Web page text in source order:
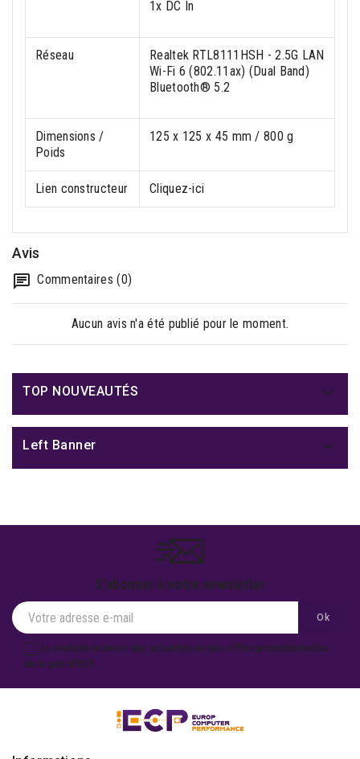
1x DC In
Réseau
Realtek RTL8111HSH - 2.5G LAN
Wi-Fi 6 (802.11ax) (Dual Band)
Bluetooth® 5.2
Dimensions /
Poids
125 x 125 x 45 mm / 800 g
Lien constructeur Cliquez-ici
Avis
Commentaires (0)
Aucun avis n'a été publié pour le moment.
TOP NOUVEAUTÉS 
Left Banner 
S'abonner à notre newsletter
Je souhaite recevoir des actualités ou des offres promotionnelles
de la part d'ECP.